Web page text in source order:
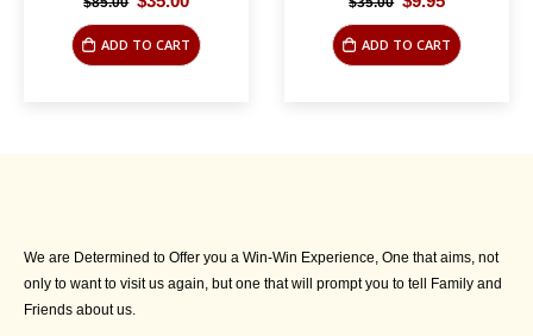
$85.00.
is:
$35.00.
ADD TO CART
$35.00.
is:
$9.95.
ADD TO CART
We are Determined to Offer you a Win-Win Experience, One that aims, not
only to want to visit us again, but one that will prompt you to tell Family and
Friends about us.